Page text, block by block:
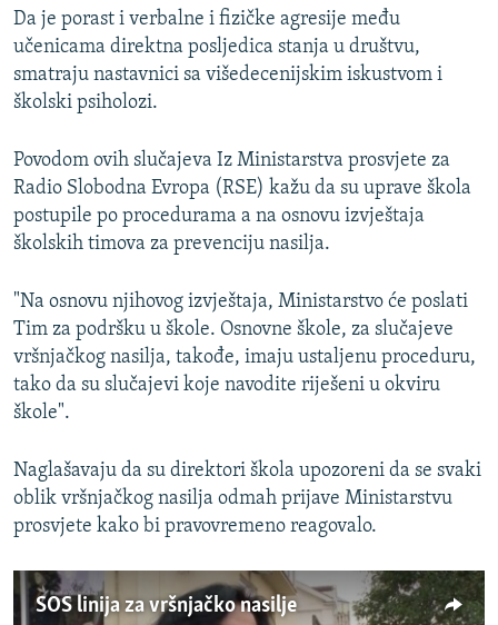
Da je porast i verbalne i fizičke agresije među
učenicama direktna posljedica stanja u društvu,
smatraju nastavnici sa višedecenijskim iskustvom i
školski psiholozi.
Povodom ovih slučajeva Iz Ministarstva prosvjete za
Radio Slobodna Evropa (RSE) kažu da su uprave škola
postupile po procedurama a na osnovu izvještaja
školskih timova za prevenciju nasilja.
"Na osnovu njihovog izvještaja, Ministarstvo će poslati
Tim za podršku u škole. Osnovne škole, za slučajeve
vršnjačkog nasilja, takođe, imaju ustaljenu proceduru,
tako da su slučajevi koje navodite riješeni u okviru
škole".
Naglašavaju da su direktori škola upozoreni da se svaki
oblik vršnjačkog nasilja odmah prijave Ministarstvu
prosvjete kako bi pravovremeno reagovalo.
SOS linija za vršnjačko nasilje